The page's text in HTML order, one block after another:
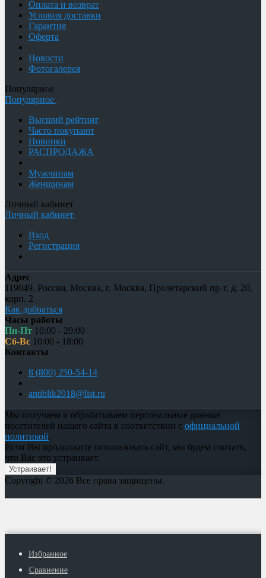
Оплата и возврат
Условия доставки
Гарантия
Оферта
Новости
Фотогалерея
Популярное
Популярное
Высший рейтинг
Часто покупают
Новинки
РАСПРОДАЖА
Мужчинам
Женщинам
Личный кабинет
Личный кабинет
Вход
Регистрация
Адрес
119049, Россия, Москва, г. Москва, Пролетарский пр-т, д. 20,
корп. 2
Как добраться
Часы работы
Пн-Пт 10:00 - 20:00
Сб-Вс 10:00 - 18:00
Контакты
8 (800) 250-54-14
antiblik2018@list.ru
Мы получаем и обрабатываем персональные данные
посетителей нашего сайта в соответствии с официальной
политикой.
Если Вы продолжите использовать сайт, мы будем считать,
что Вас это устраивает.
Устраивает!
Copyright © 2026 Все права защищены.
Избранное
Сравнение